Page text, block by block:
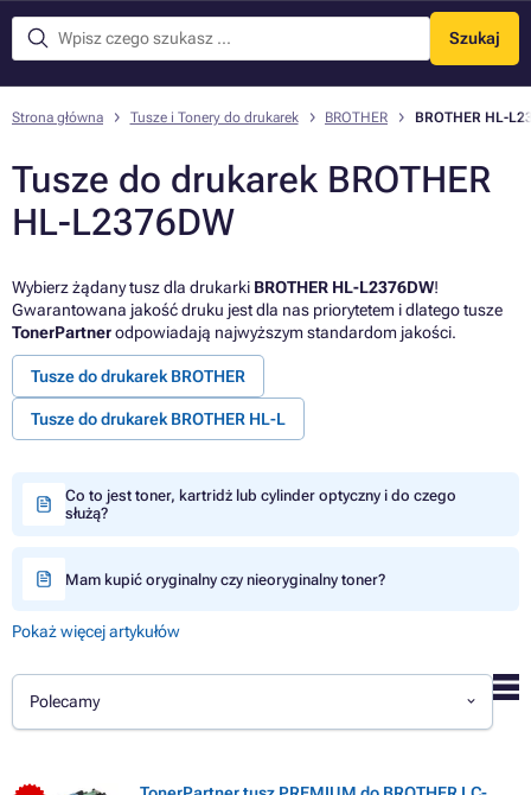
Szukaj
Menu
Strona główna Tusze i Tonery do drukarek BROTHER BROTHER HL-
Tusze do drukarek BROTHER
HL-L2376DW
Wybierz żądany tusz dla drukarki BROTHER HL-L2376DW!
Gwarantowana jakość druku jest dla nas priorytetem i dlatego tusze
TonerPartnerodpowiadają najwyższym standardom jakości.
Tusze do drukarek BROTHER
Tusze do drukarek BROTHER HL-L
Co to jest toner, kartridż lub cylinder optyczny i do czego
służą?
Mam kupić oryginalny czy nieoryginalny toner?
Pokaż więcej artykułów
Polecamy